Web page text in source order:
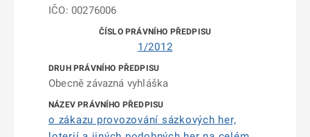
IČO: 00276006
1/2012
Obecně závazná vyhláška
o zákazu provozování sázkových her,